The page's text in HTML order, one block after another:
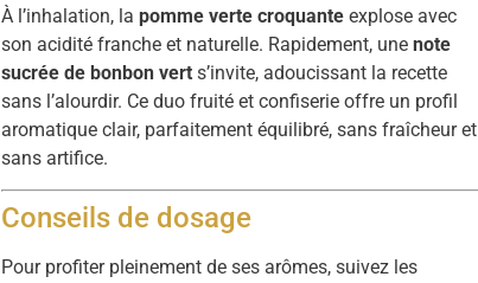
À l’inhalation, lapomme verte croquante explose avec
son acidité franche et naturelle. Rapidement, unenote
sucrée de bonbon vert s’invite, adoucissant la recette
sans l’alourdir. Ce duo fruité et confiserie offre un profil
aromatique clair, parfaitement équilibré, sans fraîcheur et
sans artifice.
Conseils de dosage
Pour profiter pleinement de ses arômes, suivez les